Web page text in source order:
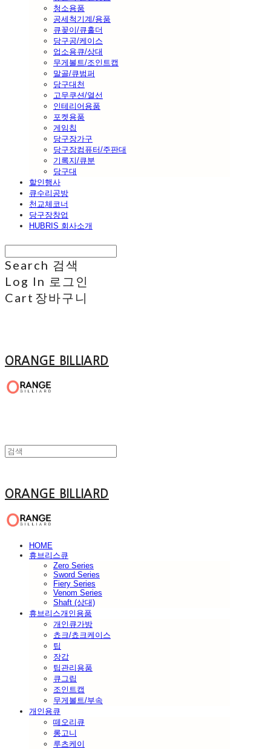
청소용품
공세척기계/용품
큐꽂이/큐홀더
당구공/케이스
업소용큐/상대
무게볼트/조인트캡
말골/큐범퍼
당구대천
고무쿠션/열선
인테리어용품
포켓용품
게임칩
당구장가구
당구장컴퓨터/주판대
기록지/큐분
당구대
할인행사
큐수리공방
천교체코너
당구장창업
HUBRIS 회사소개
Search 검색
Log In 로그인
Cart 장바구니
ORANGE BILLIARD
ORANGE BILLIARD
HOME
휴브리스큐
Zero Series
Sword Series
Fiery Series
Venom Series
Shaft (상대)
휴브리스개인용품
개인큐가방
쵸크/쵸크케이스
팁
장갑
팁관리용품
큐그립
조인트캡
무게볼트/부속
개인용큐
떼오리큐
롱고니
루츠케이